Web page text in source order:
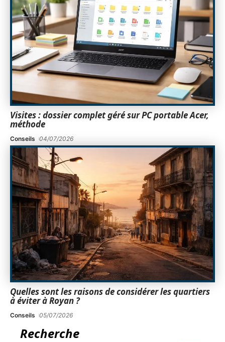
Visites : dossier complet géré sur PC portable Acer,
méthode
Conseils 04/07/2026
Quelles sont les raisons de considérer les quartiers
à éviter à Royan ?
Conseils 05/07/2026
Recherche